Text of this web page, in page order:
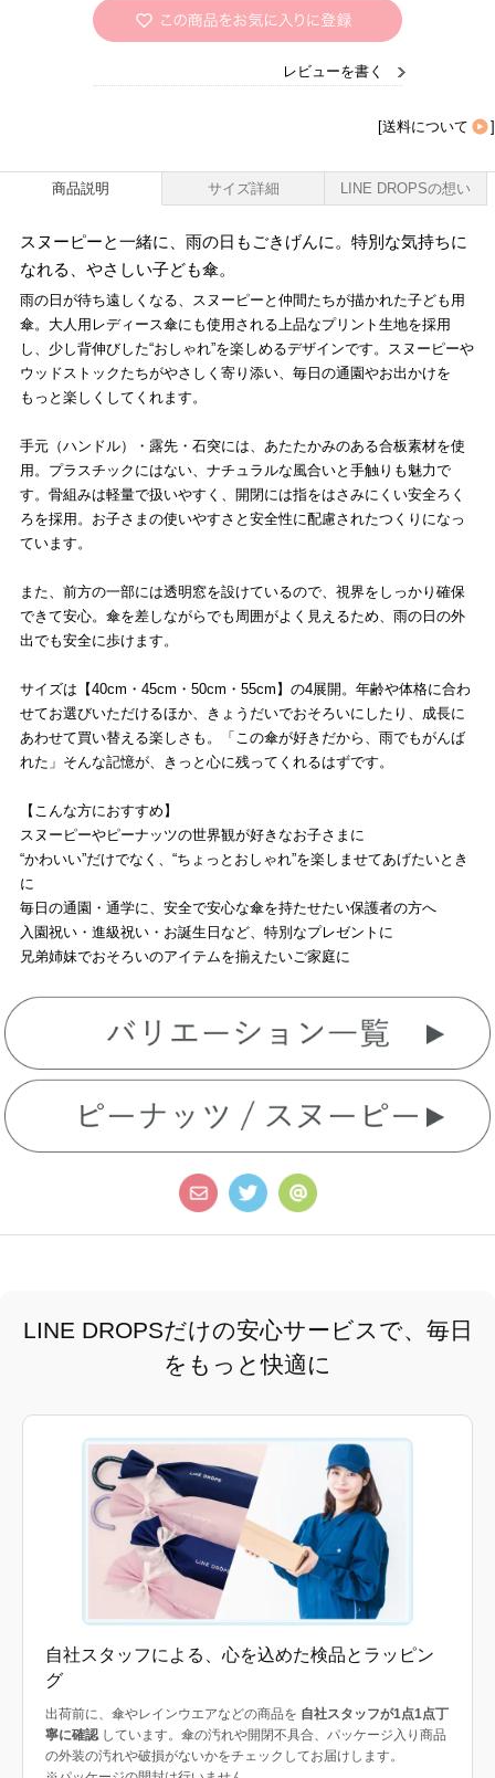
レビューを書く
[送料について ]
商品説明 サイズ詳細 LINE DROPSの想い
スヌーピーと一緒に、雨の日もごきげんに。特別な気持ちに
なれる、やさしい子ども傘。
雨の日が待ち遠しくなる、スヌーピーと仲間たちが描かれた子ども用
傘。大人用レディース傘にも使用される上品なプリント生地を採用
し、少し背伸びした“おしゃれ”を楽しめるデザインです。スヌーピーや
ウッドストックたちがやさしく寄り添い、毎日の通園やお出かけを
もっと楽しくしてくれます。
手元（ハンドル）・露先・石突には、あたたかみのある合板素材を使
用。プラスチックにはない、ナチュラルな風合いと手触りも魅力で
す。骨組みは軽量で扱いやすく、開閉には指をはさみにくい安全ろく
ろを採用。お子さまの使いやすさと安全性に配慮されたつくりになっ
ています。
また、前方の一部には透明窓を設けているので、視界をしっかり確保
できて安心。傘を差しながらでも周囲がよく見えるため、雨の日の外
出でも安全に歩けます。
サイズは【40cm・45cm・50cm・55cm】の4展開。年齢や体格に合わ
せてお選びいただけるほか、きょうだいでおそろいにしたり、成長に
あわせて買い替える楽しさも。「この傘が好きだから、雨でもがんば
れた」そんな記憶が、きっと心に残ってくれるはずです。
【こんな方におすすめ】
スヌーピーやピーナッツの世界観が好きなお子さまに
“かわいい”だけでなく、“ちょっとおしゃれ”を楽しませてあげたいとき
に
毎日の通園・通学に、安全で安心な傘を持たせたい保護者の方へ
入園祝い・進級祝い・お誕生日など、特別なプレゼントに
兄弟姉妹でおそろいのアイテムを揃えたいご家庭に
LINE DROPSだけの安心サービスで、毎日
をもっと快適に
自社スタッフによる、心を込めた検品とラッピン
グ
出荷前に、傘やレインウエアなどの商品を 自社スタッフが1点1点丁
寧に確認 しています。傘の汚れや開閉不具合、パッケージ入り商品
の外装の汚れや破損がないかをチェックしてお届けします。